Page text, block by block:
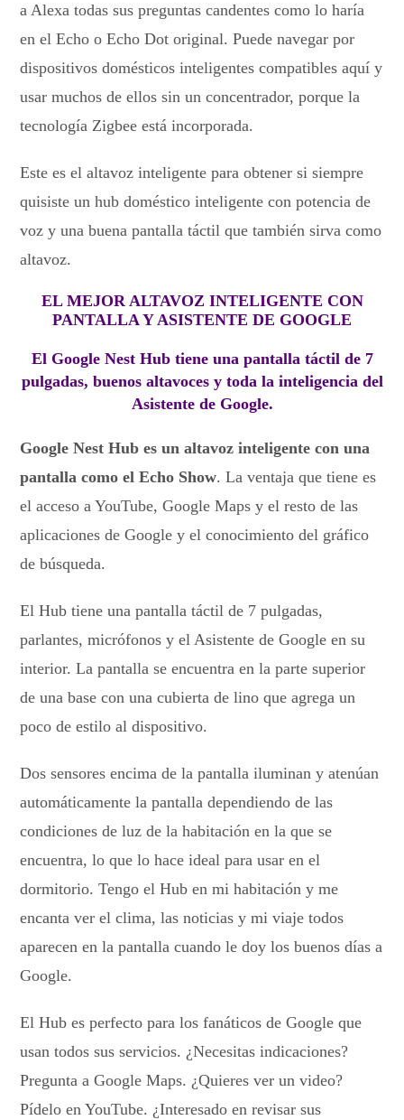
a Alexa todas sus preguntas candentes como lo haría
en el Echo o Echo Dot original. Puede navegar por
dispositivos domésticos inteligentes compatibles aquí y
usar muchos de ellos sin un concentrador, porque la
tecnología Zigbee está incorporada.
Este es el altavoz inteligente para obtener si siempre
quisiste un hub doméstico inteligente con potencia de
voz y una buena pantalla táctil que también sirva como
altavoz.
EL MEJOR ALTAVOZ INTELIGENTE CON
PANTALLA Y ASISTENTE DE GOOGLE
El Google Nest Hub tiene una pantalla táctil de 7
pulgadas, buenos altavoces y toda la inteligencia del
Asistente de Google.
Google Nest Hub es un altavoz inteligente con una
pantalla como el Echo Show. La ventaja que tiene es
el acceso a YouTube, Google Maps y el resto de las
aplicaciones de Google y el conocimiento del gráfico
de búsqueda.
El Hub tiene una pantalla táctil de 7 pulgadas,
parlantes, micrófonos y el Asistente de Google en su
interior. La pantalla se encuentra en la parte superior
de una base con una cubierta de lino que agrega un
poco de estilo al dispositivo.
Dos sensores encima de la pantalla iluminan y atenúan
automáticamente la pantalla dependiendo de las
condiciones de luz de la habitación en la que se
encuentra, lo que lo hace ideal para usar en el
dormitorio. Tengo el Hub en mi habitación y me
encanta ver el clima, las noticias y mi viaje todos
aparecen en la pantalla cuando le doy los buenos días a
Google.
El Hub es perfecto para los fanáticos de Google que
usan todos sus servicios. ¿Necesitas indicaciones?
Pregunta a Google Maps. ¿Quieres ver un video?
Pídelo en YouTube. ¿Interesado en revisar sus